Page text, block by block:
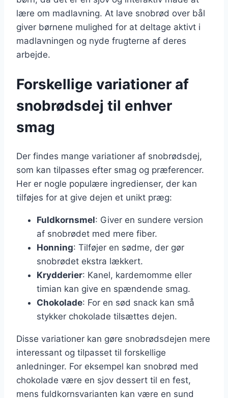
lære om madlavning. At lave snobrød over bål
giver børnene mulighed for at deltage aktivt i
madlavningen og nyde frugterne af deres
arbejde.
Forskellige variationer af
snobrødsdej til enhver
smag
Der findes mange variationer af snobrødsdej,
som kan tilpasses efter smag og præferencer.
Her er nogle populære ingredienser, der kan
tilføjes for at give dejen et unikt præg:
Fuldkornsmel: Giver en sundere version
af snobrødet med mere fiber.
Honning: Tilføjer en sødme, der gør
snobrødet ekstra lækkert.
Krydderier: Kanel, kardemomme eller
timian kan give en spændende smag.
Chokolade: For en sød snack kan små
stykker chokolade tilsættes dejen.
Disse variationer kan gøre snobrødsdejen mere
interessant og tilpasset til forskellige
anledninger. For eksempel kan snobrød med
chokolade være en sjov dessert til en fest,
mens fuldkornsvarianten kan være en sund